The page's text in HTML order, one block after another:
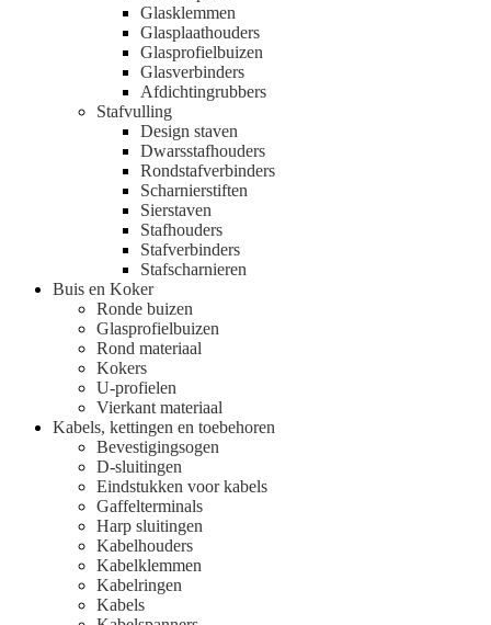
Glasklemmen
Glasplaathouders
Glasprofielbuizen
Glasverbinders
Afdichtingrubbers
Stafvulling
Design staven
Dwarsstafhouders
Rondstafverbinders
Scharnierstiften
Sierstaven
Stafhouders
Stafverbinders
Stafscharnieren
Buis en Koker
Ronde buizen
Glasprofielbuizen
Rond materiaal
Kokers
U-profielen
Vierkant materiaal
Kabels, kettingen en toebehoren
Bevestigingsogen
D-sluitingen
Eindstukken voor kabels
Gaffelterminals
Harp sluitingen
Kabelhouders
Kabelklemmen
Kabelringen
Kabels